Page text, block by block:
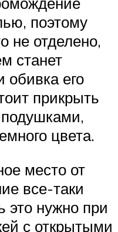
поэтому
не отделено,
станет
обивка его
прикрыть
цвета.
место от
все-таки
это нужно при
с открытыми